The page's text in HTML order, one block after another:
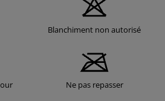
Blanchiment non autorisé
Ne pas repasser